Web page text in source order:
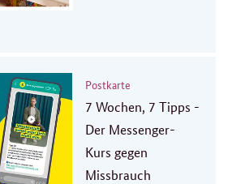
Postkarte
7 Wochen, 7 Tipps -
Der Messenger-
Kurs gegen
Missbrauch